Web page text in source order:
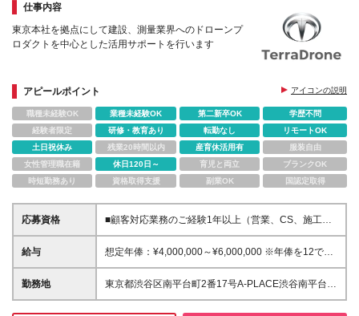
仕事内容
東京本社を拠点にして建設、測量業界へのドローンプ
ロダクトを中心とした活用サポートを行います
アピールポイント アイコンの説明
職種未経験OK 業種未経験OK 第二新卒OK
学歴不問
経験者限定
研修・教育あり 転勤なし
リモートOK
土日祝休み
残業20時間以内 産育休活用有
服装自由
女性管理職在籍
休日120日～ 育児と両立
ブランクOK
時短勤務あり
資格取得支援 副業OK 国認定取得
応募資格
■顧客対応業務のご経験1年以上（営業、CS、施工管
理など） ■成長意欲が高く、明るいコミュニケーショ
ンが取れる方 ■学歴不問
給与
想定年俸：¥4,000,000～¥6,000,000 ※年俸を12で割
り、1/12を月額支給分とします。 月額：¥333,334～
¥500,000 基本給：¥246,534～¥369,800 みなし残業
勤務地
東京都渋谷区南平台町2番17号A-PLACE渋谷南平台4
階 （変更の範囲） 当社の支社およびグループ会社拠
点 本ポジションは原則就業場所の変更はございませ